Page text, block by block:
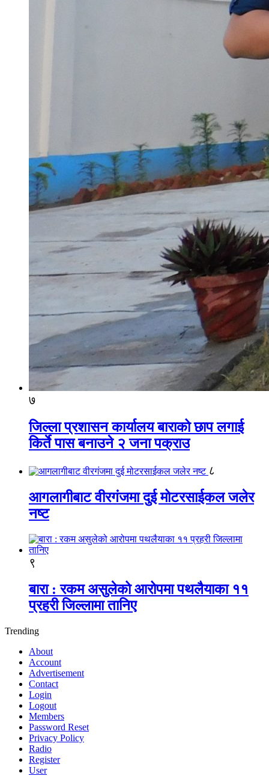
७
जिल्ला प्रशासन कार्यालय बाराको छाप लगाई
किर्ते पास बनाउने २ जना पक्राउ
८
आगलागीबाट वीरगंजमा दुई मोटरसाईकल जलेर
नष्ट
९
बारा : रकम असुलेको आरोपमा पथलैयाका ११
प्रहरी जिल्लामा तानिए
Trending
About
Account
Advertisement
Contact
Login
Logout
Members
Password Reset
Privacy Policy
Radio
Register
User